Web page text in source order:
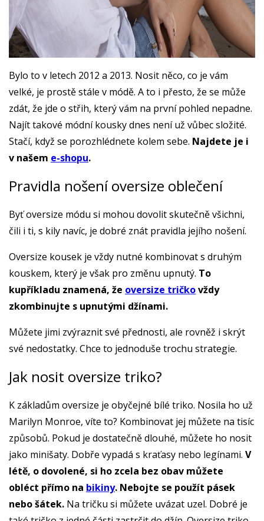
Bylo to v letech 2012 a 2013. Nosit něco, co je vám
velké, je prostě stále v módě. A to i přesto, že se může
zdát, že jde o střih, který vám na první pohled nepadne.
Najít takové módní kousky dnes není už vůbec složité.
Stačí, když se porozhlédnete kolem sebe. Najdete je i
v našem e-shopu.
Pravidla nošení oversize oblečení
Byť oversize módu si mohou dovolit skutečně všichni,
čili i ti, s kily navíc, je dobré znát pravidla jejího nošení.
Oversize kousek je vždy nutné kombinovat s druhým
kouskem, který je však pro změnu upnutý. To
kupříkladu znamená, že oversize tričkovždy
zkombinujte s upnutými džínami.
Můžete jimi zvýraznit své přednosti, ale rovněž i skrýt
své nedostatky. Chce to jednoduše trochu strategie.
Jak nosit oversize triko?
K základům oversize je obyčejné bílé triko. Nosila ho už
Marilyn Monroe, víte to? Kombinovat jej můžete na tisíc
způsobů. Pokud je dostatečně dlouhé, můžete ho nosit
jako minišaty. Dobře vypadá s kraťasy nebo legínami. V
létě, o dovolené, si ho zcela bez obav můžete
obléct přímo na bikiny. Nebojte se použít pásek
nebo šátek. Na tričku si můžete uvázat uzel. Dobré je